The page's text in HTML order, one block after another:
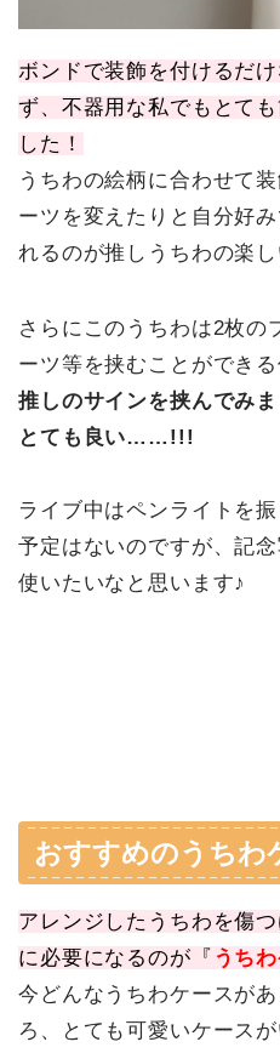
ボンドで装飾を付けるだ
ず、不器用な私でもとて
した！
うちわの絵柄に合わせて
ーツを変えたりと自分好
れるのが推しうちわの楽し
さらにこのうちわは2枚の
ーツ等を挟むことができ
推しのサインを挟んでみま
とても良い……!!!
ライブ中はペンライトを
予定はないのですが、記
使いたいなと思います♪
おすすめのうちわ
アレンジしたうちわを傷
に必要になるのが『 うち
今どんなうちわケースが
ろ、とても可愛いケース